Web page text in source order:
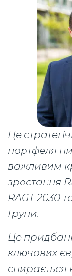
Це
портфеля
важливим
зростання
RAGT 2030
Групи.
Це
ключових
спирається